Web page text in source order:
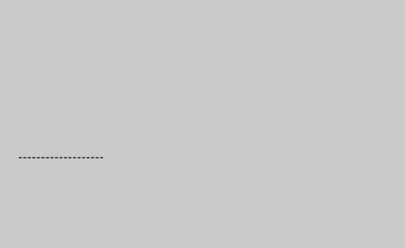
-------------------